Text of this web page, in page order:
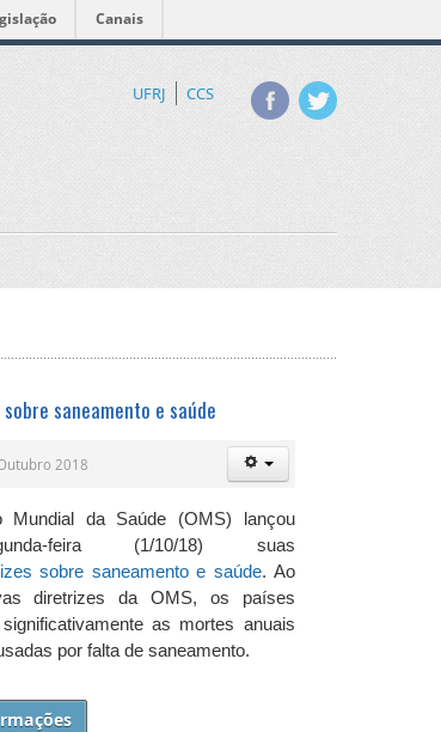
Canais
UFRJ CCS
saneamento e saúde
2018
Mundial da Saúde (OMS) lançou
feira (1/10/18) suas
sobre saneamento e saúde. Ao
diretrizes da OMS, os países
as mortes anuais
por falta de saneamento.